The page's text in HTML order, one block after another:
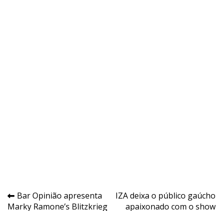
Navegação
Bar Opinião apresenta
Marky Ramone’s Blitzkrieg
IZA deixa o público gaúcho
apaixonado com o show